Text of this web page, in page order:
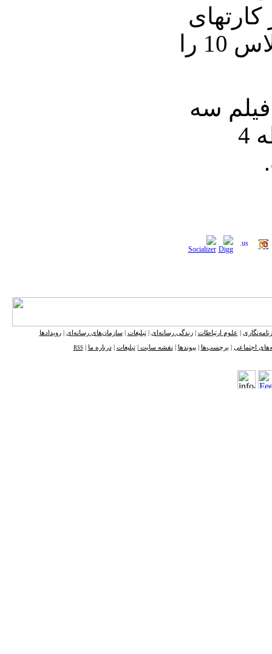
کارتهای
Secure Digital HC کلاس 10 را
سه
بعدی یک کارت حافظه 4
علوم ارتباطات |زندگی رسانه‌ای |تبلیغات سازمان‌های رسانه‌ای |رویدادها
اجتماعی برچسب‌ها پیوندها نقشه ‌سایت تبلیغات |درباره ما |
RSS